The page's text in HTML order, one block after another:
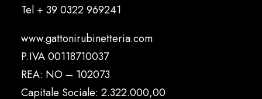
Tel + 39 0322 969241
www.gattonirubinetteria.com
P.IVA 00118710037
REA: NO – 102073
Capitale Sociale: 2.322.000,00